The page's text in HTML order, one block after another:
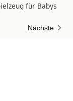
für Babys
Nächste